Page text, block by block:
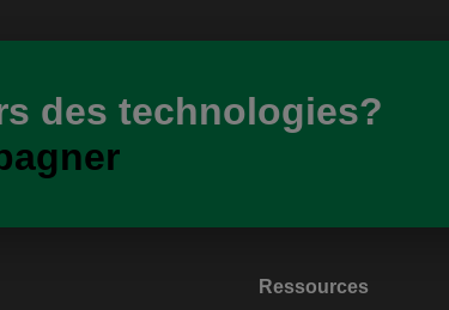
des technologies?
Ressources